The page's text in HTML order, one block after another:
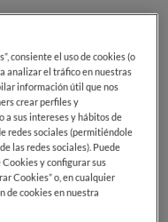
Coquilles de Saint
molusco típico del
de sí durante las
fácilmente
gratinan. Pero hay
y crear recetas
consiente el uso de cookies (o
analizar el tráfico en nuestras
información útil que nos
crear perfiles y
a sus intereses y hábitos de
redes sociales (permitiéndole
las redes sociales). Puede
y configurar sus
Cookies” o, en cualquier
de cookies en nuestra